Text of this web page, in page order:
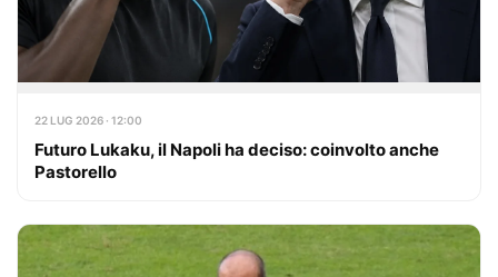
22 LUG 2026 · 12:00
Futuro Lukaku, il Napoli ha deciso: coinvolto anche
Pastorello